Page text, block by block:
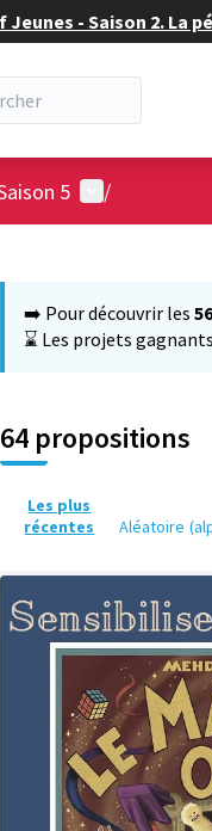
- Saison 2. La
5 Menu
/
➡️ Pour découvrir les
⌛ Les projets
64 propositions
Les plus
récentes
Aléatoire